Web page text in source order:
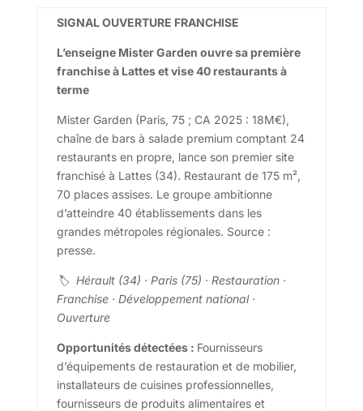
SIGNAL OUVERTURE FRANCHISE
L’enseigne Mister Garden ouvre sa première
franchise à Lattes et vise 40 restaurants à
terme
Mister Garden (Paris, 75 ; CA 2025 : 18M€),
chaîne de bars à salade premium comptant 24
restaurants en propre, lance son premier site
franchisé à Lattes (34). Restaurant de 175 m²,
70 places assises. Le groupe ambitionne
d’atteindre 40 établissements dans les
grandes métropoles régionales. Source :
presse.
🏷 Hérault (34) · Paris (75) · Restauration ·
Franchise · Développement national ·
Ouverture
Opportunités détectées : Fournisseurs
d’équipements de restauration et de mobilier,
installateurs de cuisines professionnelles,
fournisseurs de produits alimentaires et